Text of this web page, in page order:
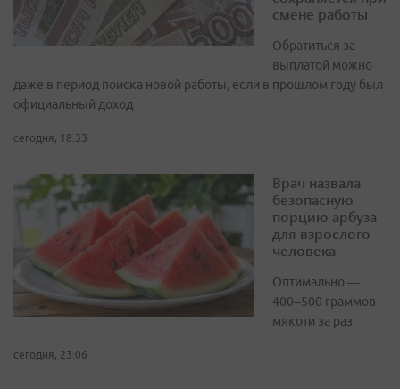
смене работы
Обратиться за
выплатой можно
даже в период поиска новой работы, если в прошлом году был
официальный доход
сегодня, 18:33
Врач назвала
безопасную
порцию арбуза
для взрослого
человека
Оптимально —
400–500 граммов
мякоти за раз
сегодня, 23:06